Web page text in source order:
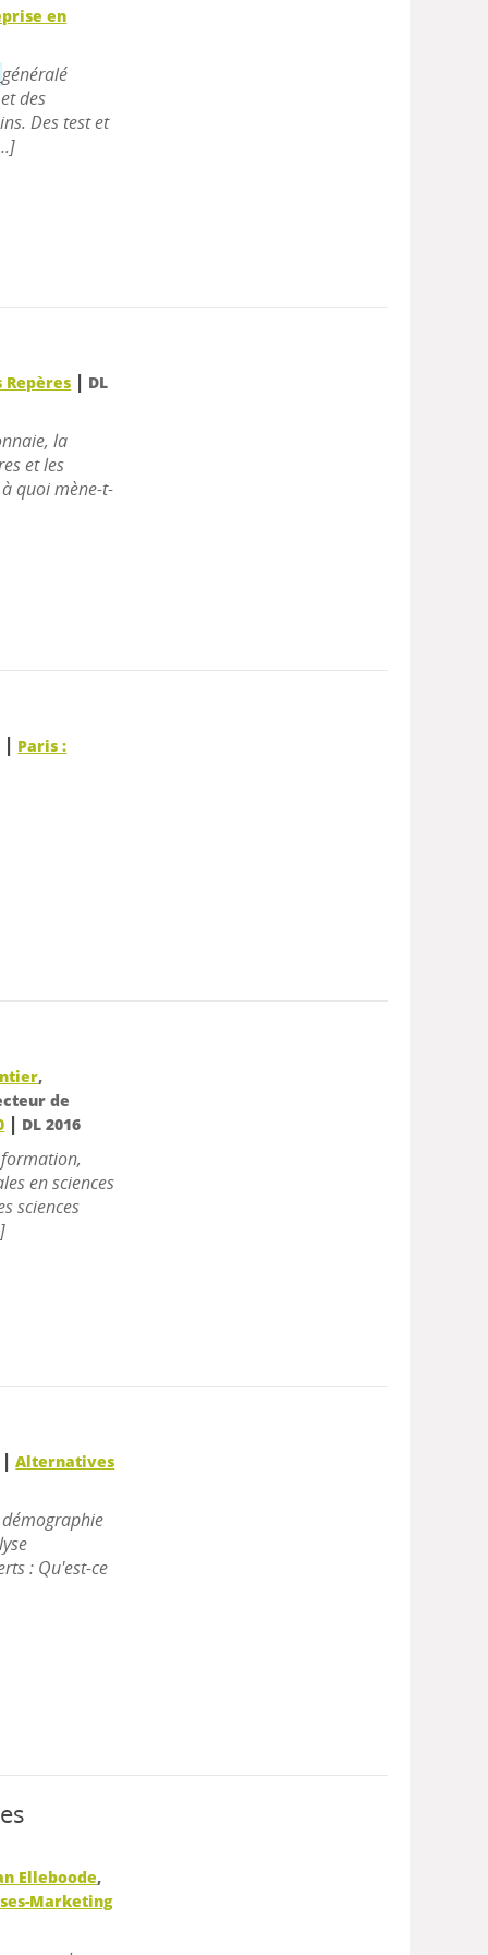
en
généralé
des
Des test et
Repères | DL
la
et les
quoi mène-t-
| Paris :
,
de
| DL 2016
en sciences
sciences
Alternatives
: Qu'est-ce
Elleboode,
Marketing